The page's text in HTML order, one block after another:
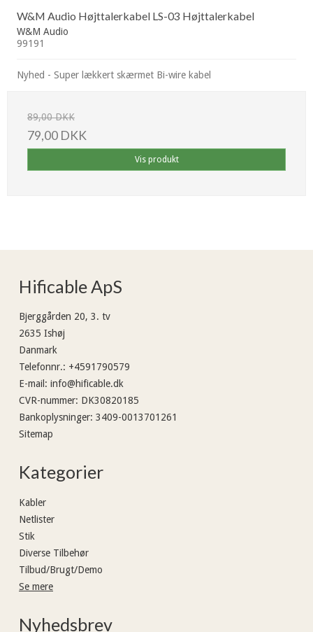
W&M Audio Højttalerkabel LS-03 Højttalerkabel
W&M Audio
99191
Nyhed - Super lækkert skærmet Bi-wire kabel
89,00 DKK
79,00 DKK
Vis produkt
Hificable ApS
Bjerggården 20, 3. tv
2635 Ishøj
Danmark
Telefonnr.: +4591790579
E-mail : info@hificable.dk
CVR-nummer: DK30820185
Bankoplysninger: 3409-0013701261
Sitemap
Kategorier
Kabler
Netlister
Stik
Diverse Tilbehør
Tilbud/Brugt/Demo
Se mere
Nyhedsbrev